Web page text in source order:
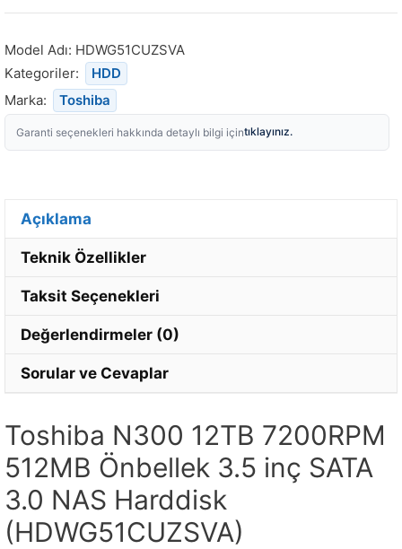
Model Adı: HDWG51CUZSVA
Kategoriler:
HDD
Marka:
Toshiba
Garanti seçenekleri hakkında detaylı bilgi içintıklayınız.
Açıklama
Teknik Özellikler
Taksit Seçenekleri
Değerlendirmeler (0)
Sorular ve Cevaplar
Toshiba N300 12TB 7200RPM
512MB Önbellek 3.5 inç SATA
3.0 NAS Harddisk
(HDWG51CUZSVA)